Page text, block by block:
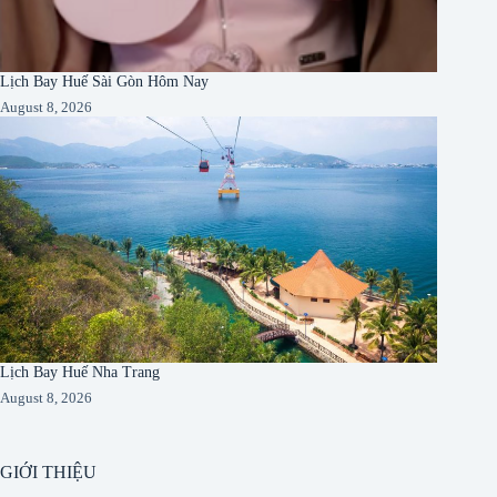
Lịch Bay Huế Sài Gòn Hôm Nay
August 8, 2026
Lịch Bay Huế Nha Trang
August 8, 2026
GIỚI THIỆU